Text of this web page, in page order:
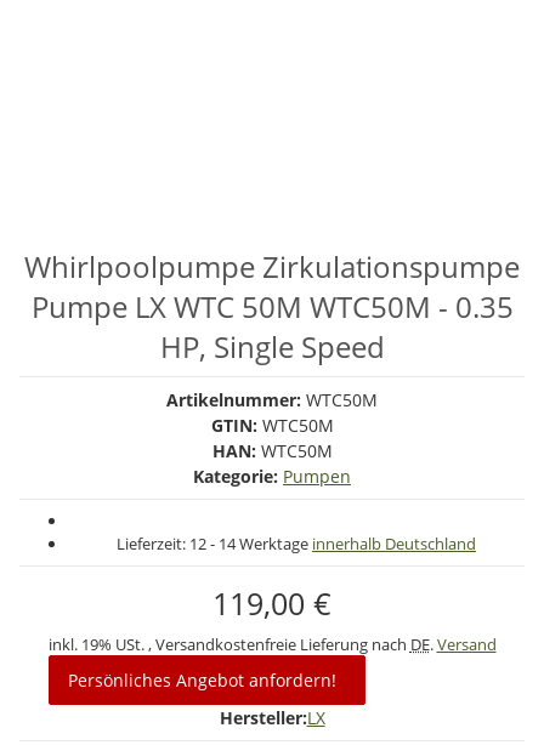
Whirlpoolpumpe Zirkulationspumpe
Pumpe LX WTC 50M WTC50M - 0.35
HP, Single Speed
Artikelnummer: WTC50M
GTIN: WTC50M
HAN: WTC50M
Kategorie: Pumpen
Lieferzeit: 12 - 14 Werktage innerhalb Deutschland
119,00 €
inkl. 19% USt. , Versandkostenfreie Lieferung nach DE.Versand
Persönliches Angebot anfordern!
Hersteller:LX